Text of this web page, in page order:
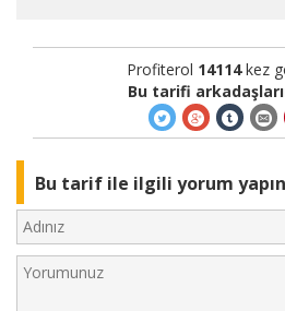
Profiterol 14114kez
Bu tarifi
Bu tarif ile ilgili yorum yapın